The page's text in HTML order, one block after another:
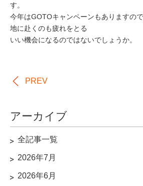
す。
今年はGOTOキャンペーンもありますの
地に赴くのも疲れをとる
いい機会になるのではないでしょうか。
PREV
アーカイブ
全記事一覧
2026年7月
2026年6月